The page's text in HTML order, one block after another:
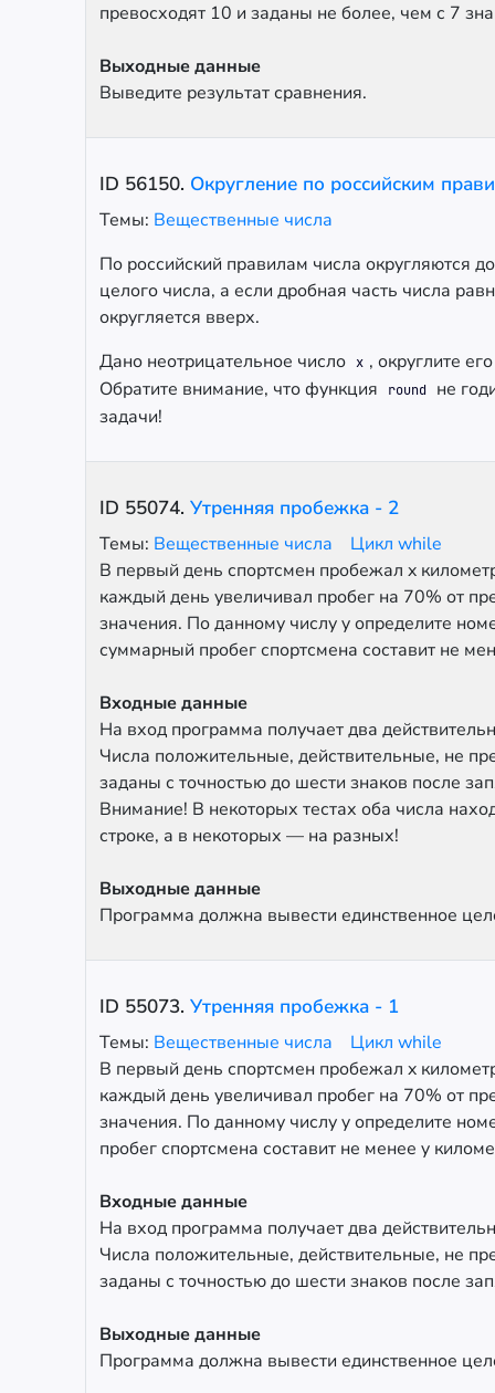
превосходят 10 и заданы не более, чем с 7
Выходные данные
Выведите результат сравнения.
ID 56150. Округление по российским
Темы: Вещественные числа
По российский правилам числа округляются
целого числа, а если дробная часть числа
округляется вверх.
Дано неотрицательное число x , округлите
Обратите внимание, что функция
round
не
задачи!
ID 55074. Утренняя пробежка - 2
Темы: Вещественные числа
Цикл while
В первый день спортсмен пробежал x
каждый день увеличивал пробег на 70% от
значения. По данному числу y определите
суммарный пробег спортсмена составит не
Входные данные
На вход программа получает два
Числа положительные, действительные, не
заданы с точностью до шести знаков после
Внимание! В некоторых тестах оба числа
строке, а в некоторых — на разных!
Выходные данные
Программа должна вывести единственное
ID 55073. Утренняя пробежка - 1
Темы: Вещественные числа
Цикл while
В первый день спортсмен пробежал x
каждый день увеличивал пробег на 70% от
значения. По данному числу y определите
пробег спортсмена составит не менее y
Входные данные
На вход программа получает два
Числа положительные, действительные, не
заданы с точностью до шести знаков после
Выходные данные
Программа должна вывести единственное